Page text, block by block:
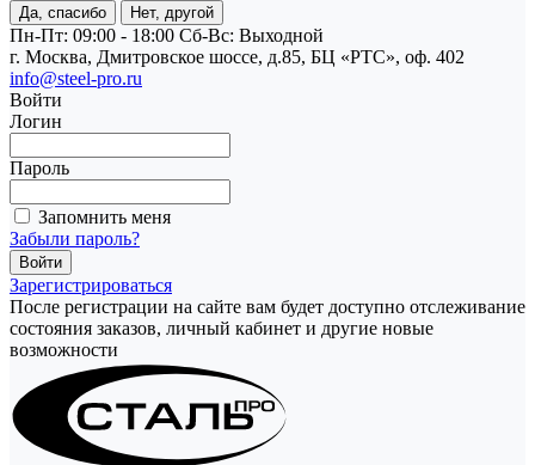
Да, спасибо Нет, другой
Пн-Пт: 09:00 - 18:00 Cб-Вс: Выходной
г. Москва, Дмитровское шоссе, д.85, БЦ «РТС», оф. 402
info@steel-pro.ru
Войти
Логин
Пароль
Запомнить меня
Забыли пароль?
Зарегистрироваться
После регистрации на сайте вам будет доступно отслеживание
состояния заказов, личный кабинет и другие новые
возможности